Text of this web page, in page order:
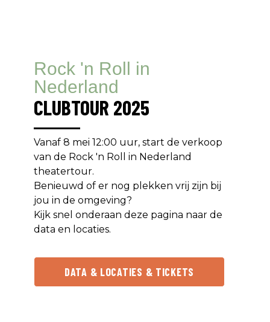
Rock 'n Roll in
Nederland
CLUBTOUR 2025
Vanaf 8 mei 12:00 uur, start de verkoop
van de Rock 'n Roll in Nederland
theatertour.
Benieuwd of er nog plekken vrij zijn bij
jou in de omgeving?
Kijk snel onderaan deze pagina naar de
data en locaties.
DATA & LOCATIES & TICKETS